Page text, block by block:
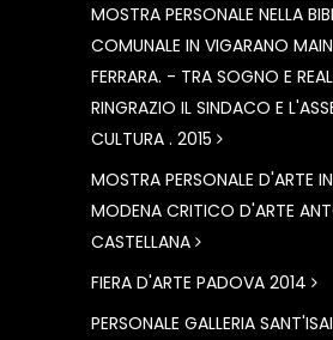
MOSTRA PERSONALE NELLA
COMUNALE IN VIGARANO
FERRARA. - TRA SOGNO E
RINGRAZIO IL SINDACO E
CULTURA . 2015
MOSTRA PERSONALE D'ARTE
MODENA CRITICO D'ARTE
CASTELLANA
FIERA D'ARTE PADOVA 2014
PERSONALE GALLERIA